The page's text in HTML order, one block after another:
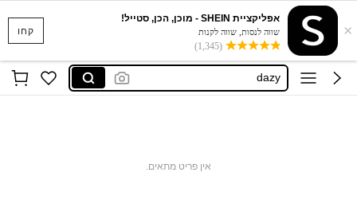
קחו ×
אפליקציית SHEIN - מוכן, הכן, סטייל!
שווה לנסות, שווה לקנות
(1,345)
anewsta
motf
dazy
אין פריט מתאים.